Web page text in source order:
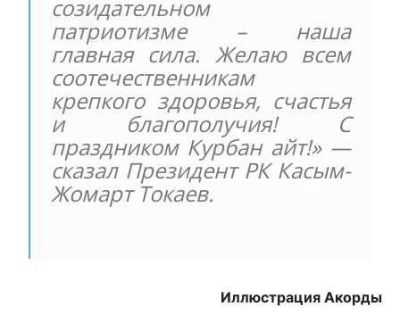
созидательном
патриотизме – наша
главная сила. Желаю всем
соотечественникам
крепкого здоровья, счастья
и благополучия! С
праздником Курбан айт!» —
сказал Президент РК Касым-
Жомарт Токаев.
Иллюстрация Акорды